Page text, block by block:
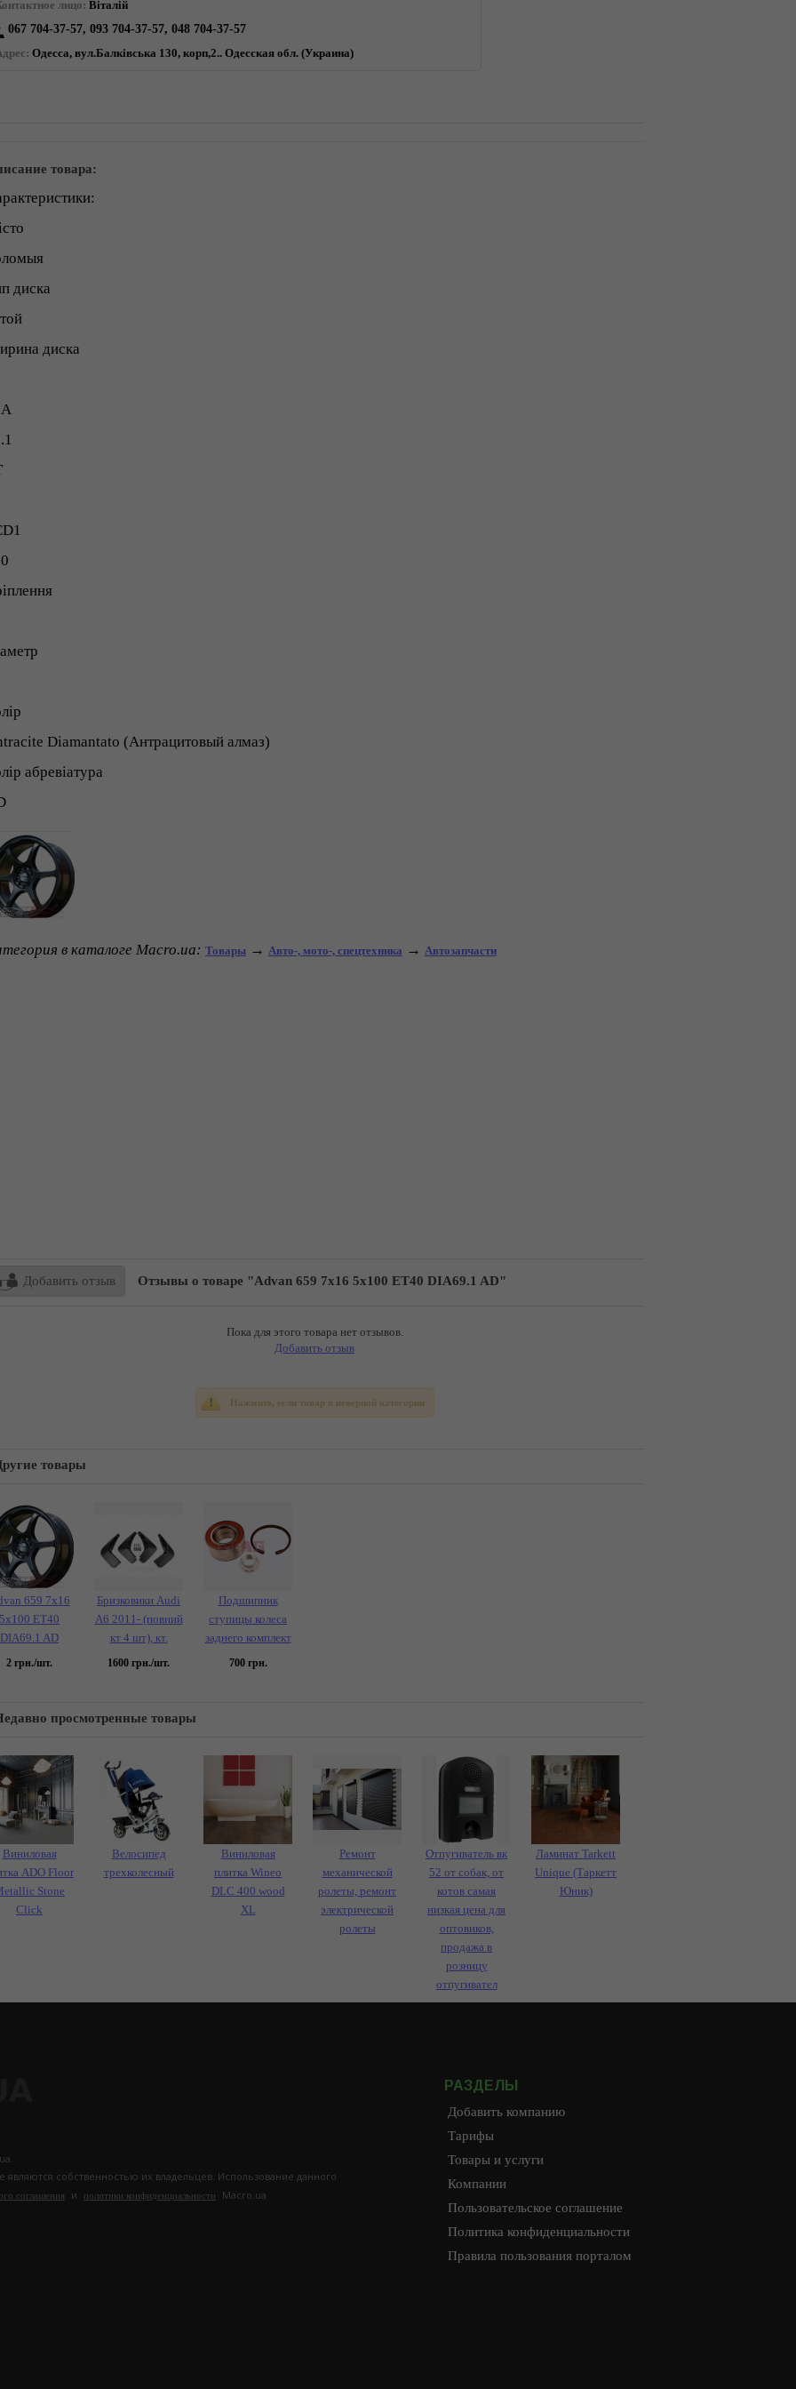
лицо: Віталій
067 704-37-57, 093 704-37-57, 048 704-37-57
Одесса, вул.Балківська 130, корп,2.. Одесская обл. (Украина)
товара:
диска
диска
Diamantato (Антрацитовый алмаз)
абревіатура
в каталоге Macro.ua: Товары → Авто-, мото-, спецтехника → Автозапчасти
Добавить отзыв Отзывы о товаре "Advan 659 7x16 5x100 ET40 DIA69.1 AD"
Пока для этого товара нет отзывов.
Добавить отзыв
Нажмите, если товар в неверной категории
товары
659 7x16
5x100 ET40
DIA69.1 AD
2 грн./шт.
Бризковики Audi
A6 2011- (повний
кт 4 шт), кт.
1600 грн./шт.
Подшипник
ступицы колеса
заднего комплект
700грн.
просмотренные товары
Виниловая
ADO Floor
Stone
Click
Велосипед
трехколесный
Виниловая
плитка Wineo
DLC 400 wood
XL
Ремонт
механической
ролеты, ремонт
электрической
ролеты
Отпугиватель вк
52 от собак, от
котов самая
низкая цена для
оптовиков,
продажа в
розницу
отпугивател
Ламинат Tarkett
Unique (Таркетт
Юник)
собственностью их владельцев. Использование данного
соглашения и политики конфиденциальности Macro.ua
РАЗДЕЛЫ
Добавить компанию
Тарифы
Товары и услуги
Компании
Пользовательское соглашение
Политика конфиденциальности
Правила пользования порталом